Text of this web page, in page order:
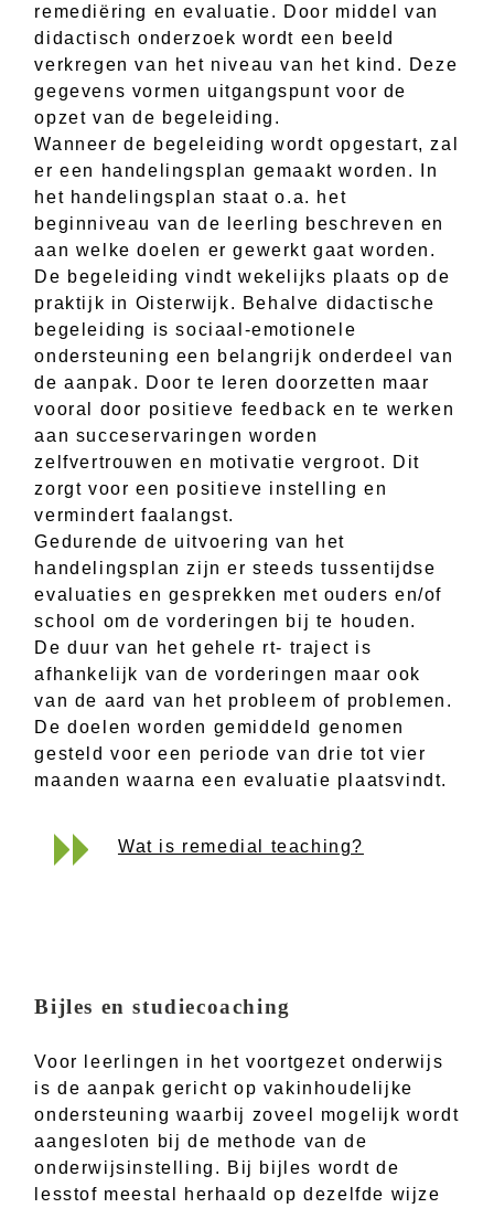
remediëring en evaluatie. Door middel van
didactisch onderzoek wordt een beeld
verkregen van het niveau van het kind. Deze
gegevens vormen uitgangspunt voor de
opzet van de begeleiding.
Wanneer de begeleiding wordt opgestart, zal
er een handelingsplan gemaakt worden. In
het handelingsplan staat o.a. het
beginniveau van de leerling beschreven en
aan welke doelen er gewerkt gaat worden.
De begeleiding vindt wekelijks plaats op de
praktijk in Oisterwijk. Behalve didactische
begeleiding is sociaal-emotionele
ondersteuning een belangrijk onderdeel van
de aanpak. Door te leren doorzetten maar
vooral door positieve feedback en te werken
aan succeservaringen worden
zelfvertrouwen en motivatie vergroot. Dit
zorgt voor een positieve instelling en
vermindert faalangst.
Gedurende de uitvoering van het
handelingsplan zijn er steeds tussentijdse
evaluaties en gesprekken met ouders en/of
school om de vorderingen bij te houden.
De duur van het gehele rt- traject is
afhankelijk van de vorderingen maar ook
van de aard van het probleem of problemen.
De doelen worden gemiddeld genomen
gesteld voor een periode van drie tot vier
maanden waarna een evaluatie plaatsvindt.
Wat is remedial teaching?
Bijles en studiecoaching
Voor leerlingen in het voortgezet onderwijs
is de aanpak gericht op vakinhoudelijke
ondersteuning waarbij zoveel mogelijk wordt
aangesloten bij de methode van de
onderwijsinstelling. Bij bijles wordt de
lesstof meestal herhaald op dezelfde wijze